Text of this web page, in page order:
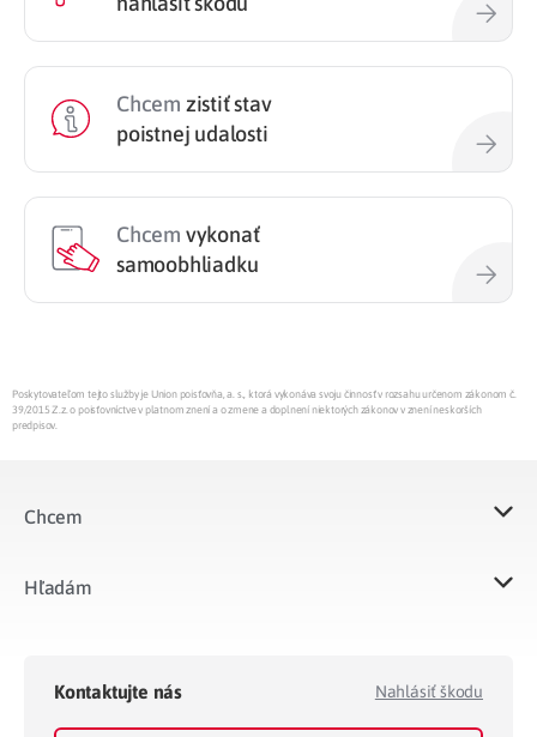
Chcem zistiť stav
poistnej udalosti
Chcem vykonať
samoobhliadku
Poskytovateľom tejto služby je Union poisťovňa, a. s., ktorá vykonáva svoju činnosť v rozsahu určenom zákonom č.
39/2015 Z.z. o poisťovníctve v platnom znení a o zmene a doplnení niektorých zákonov v znení neskorších
predpisov.
Chcem
Hľadám
Kontaktujte nás Nahlásiť škodu